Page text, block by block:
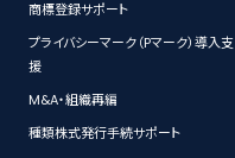
商標登録サポート
プライバシーマーク（Pマーク）導入支
援
M&A・組織再編
種類株式発行手続サポート